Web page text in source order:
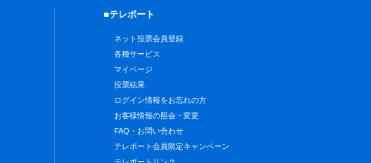
■テレボート
ネット投票会員登録
各種サービス
マイページ
投票結果
ログイン情報をお忘れの方
お客様情報の照会・変更
FAQ・お問い合わせ
テレボート会員限定キャンペーン